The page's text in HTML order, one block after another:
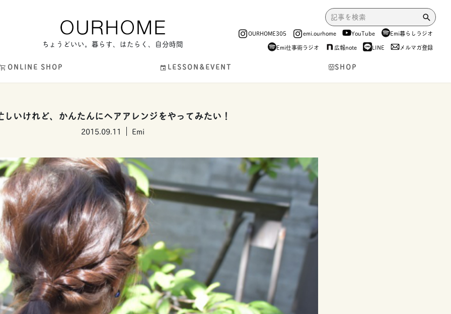
ちょうどいい。暮らす、はたらく、自分時間
OURHOME305 emi.ourhome YouTube
Emi暮らしラジオ
Emi仕事術ラジオ
広報note LINE メルマガ登録
ONLINE SHOP LESSON&EVENT SHOP
しいけれど、かんたんにヘアアレンジをやってみたい！
2015.09.11 Emi